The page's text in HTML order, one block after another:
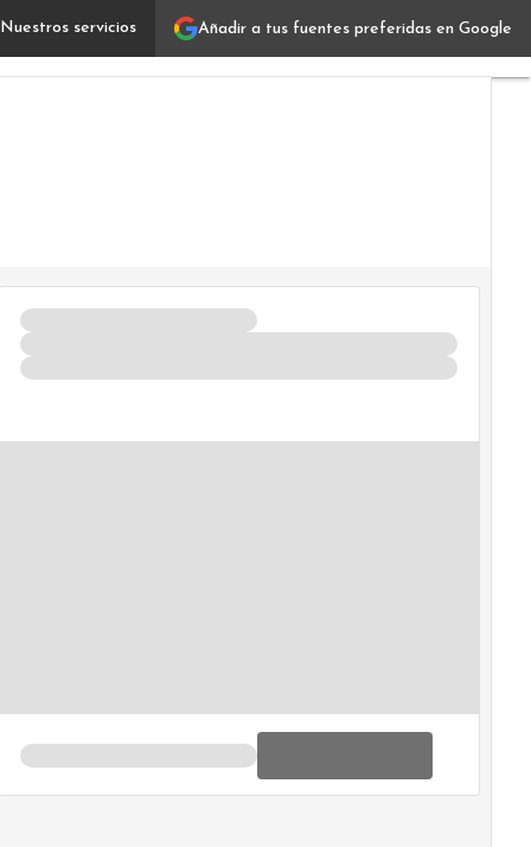
Añadir a tus fuentes preferidas en Google
Nuestros servicios
Indicadores de la sostenibilidad: una guía para evaluar